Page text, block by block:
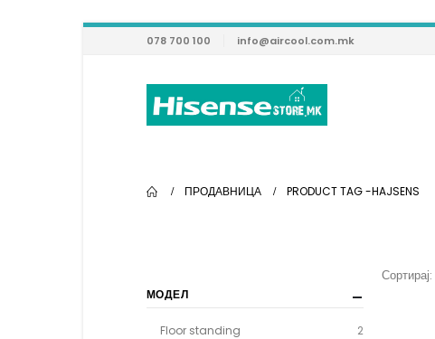
078 700 100 info@aircool.com.mk
ПРОДАВНИЦА PRODUCT TAG -HAJSENS
Сортирај:
МОДЕЛ
Floor standing
2